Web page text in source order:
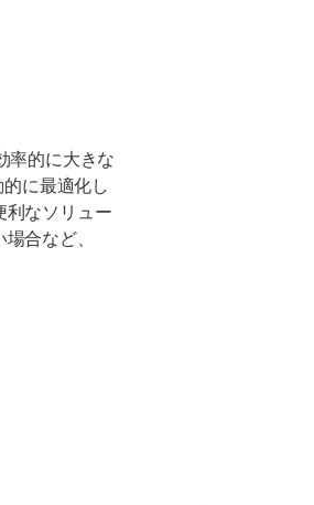
率的に大きな
に最適化し
利なソリュー
合など、